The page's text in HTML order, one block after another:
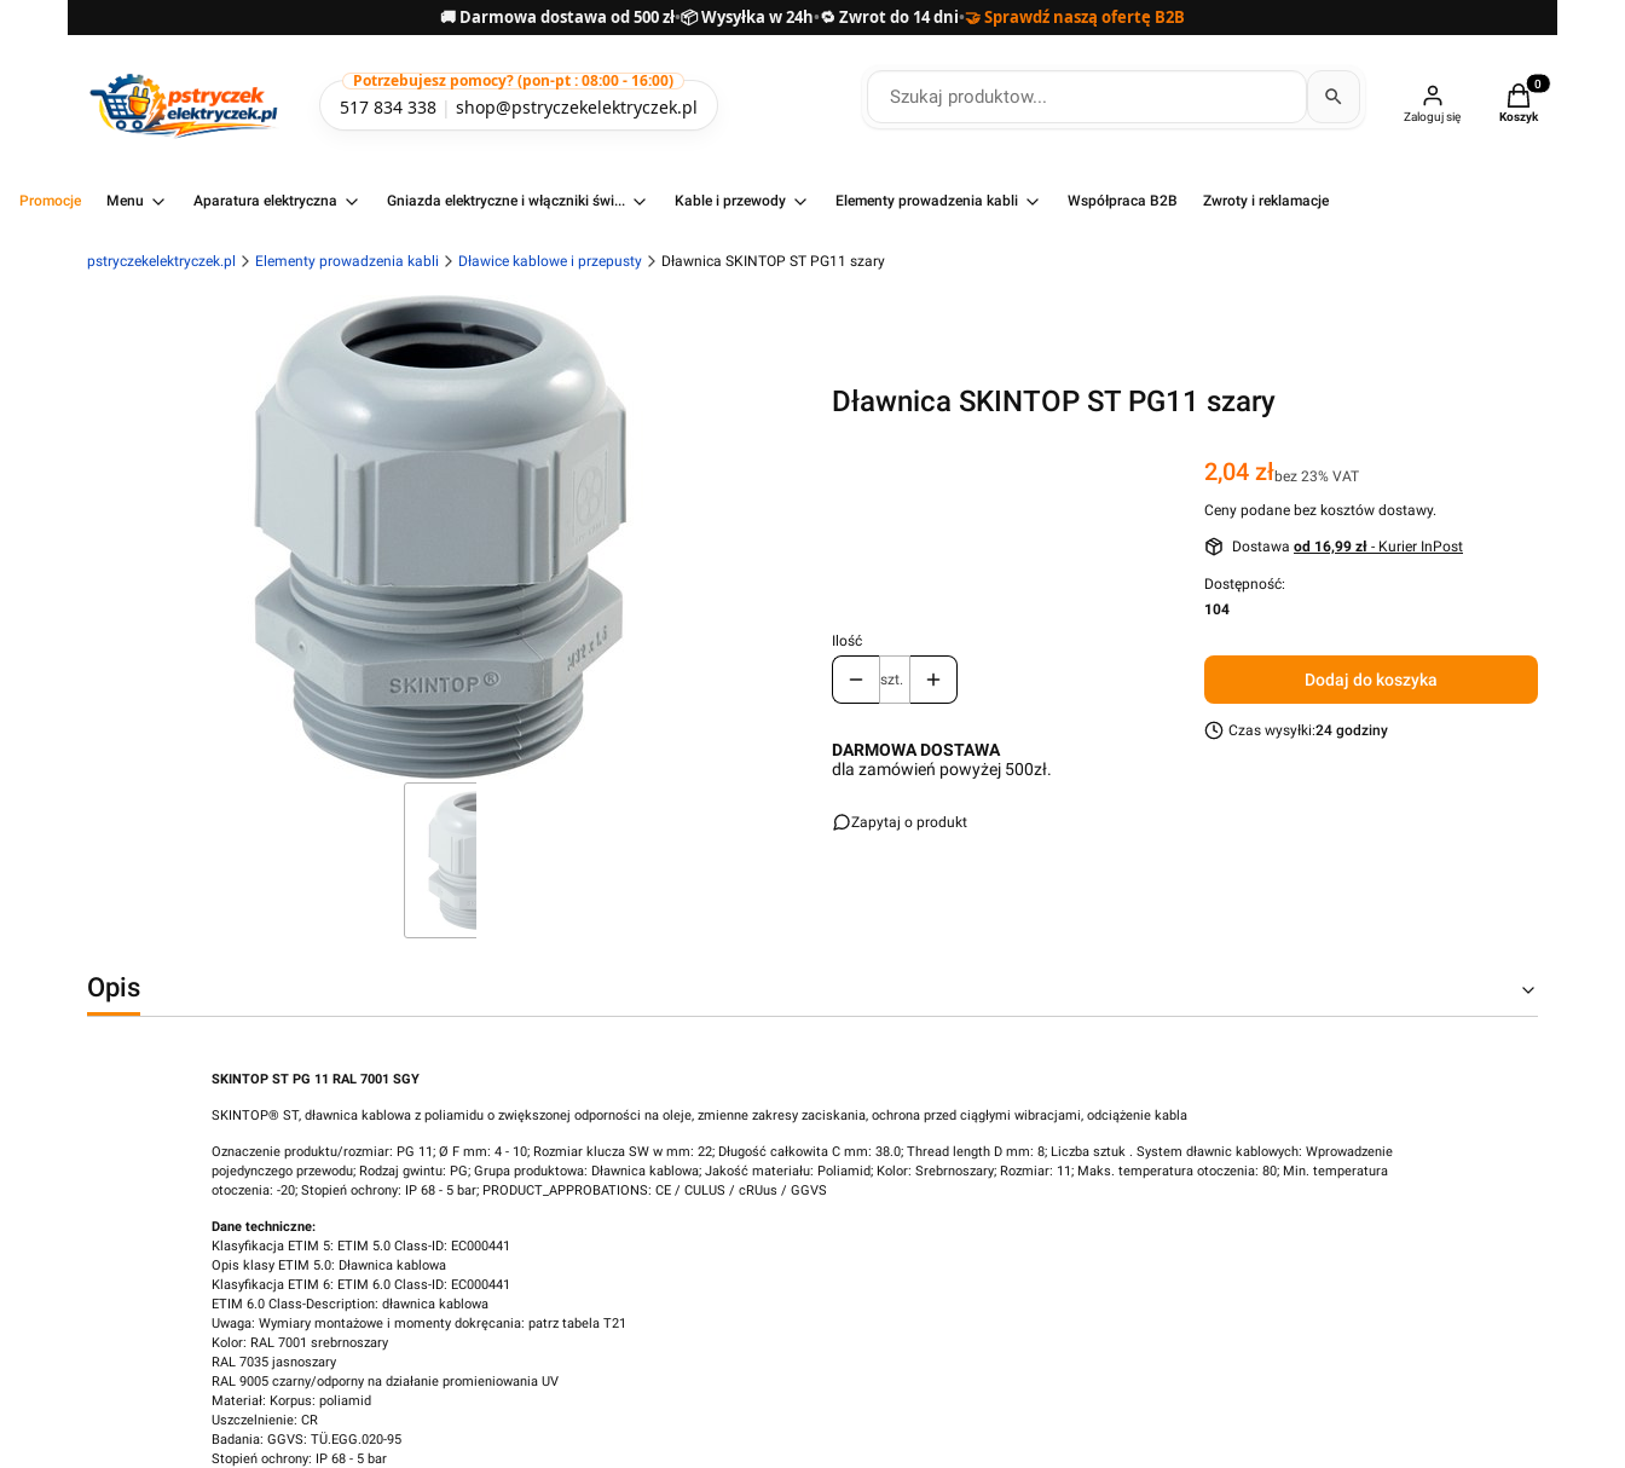
🚚 Darmowa dostawa od 500 zł•📦 Wysyłka w 24h•🔁 Zwrot do 14 dni•🤝 Sprawdź naszą ofertę B2B
Potrzebujesz pomocy? (pon-pt : 08:00 - 16:00)
517 834 338 | shop@pstryczekelektryczek.pl Zaloguj się
Produkty w
Koszyk
Promocje Menu Aparatura elektryczna Gniazda elektryczne i włączniki świ... Kable i przewody Elementy prowadzenia kabli Współpraca B2B Zwroty i reklamacje
pstryczekelektryczek.pl Elementy prowadzenia kabli Dławice kablowe i przepusty Dławnica SKINTOP ST PG11 szary
Dławnica SKINTOP ST PG11 szary
Cena
2,04 złbez 23% VAT
Ceny podane bez kosztów dostawy.
Dostawa od 16,99 zł - Kurier InPost
Dostępność:
104
Ilość
szt. Dodaj do koszyka
DARMOWA DOSTAWA
dla zamówień powyżej 500zł.
Czas wysyłki:24 godziny
Zapytaj o produkt
Opis
SKINTOP ST PG 11 RAL 7001 SGY
SKINTOP® ST, dławnica kablowa z poliamidu o zwiększonej odporności na oleje, zmienne zakresy zaciskania, ochrona przed ciągłymi wibracjami, odciążenie kabla
Oznaczenie produktu/rozmiar: PG 11; Ø F mm: 4 - 10; Rozmiar klucza SW w mm: 22; Długość całkowita C mm: 38.0; Thread length D mm: 8; Liczba sztuk . System dławnic kablowych: Wprowadzenie
pojedynczego przewodu; Rodzaj gwintu: PG; Grupa produktowa: Dławnica kablowa; Jakość materiału: Poliamid; Kolor: Srebrnoszary; Rozmiar: 11; Maks. temperatura otoczenia: 80; Min. temperatura
otoczenia: -20; Stopień ochrony: IP 68 - 5 bar; PRODUCT_APPROBATIONS: CE / CULUS / cRUus / GGVS
Dane techniczne:
Klasyfikacja ETIM 5: ETIM 5.0 Class-ID: EC000441
Opis klasy ETIM 5.0: Dławnica kablowa
Klasyfikacja ETIM 6: ETIM 6.0 Class-ID: EC000441
ETIM 6.0 Class-Description: dławnica kablowa
Uwaga: Wymiary montażowe i momenty dokręcania: patrz tabela T21
Kolor: RAL 7001 srebrnoszary
RAL 7035 jasnoszary
RAL 9005 czarny/odporny na działanie promieniowania UV
Materiał: Korpus: poliamid
Uszczelnienie: CR
Badania: GGVS: TÜ.EGG.020-95
Stopień ochrony: IP 68 - 5 bar